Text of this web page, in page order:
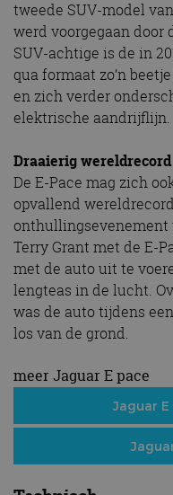
tweede SUV-model
werd voorgegaan door
SUV-achtige is de in
qua formaat zo’n
en zich verder
elektrische aandrijflijn.
Draaierig wereldrecord
De E-Pace mag zich
opvallend
Terry Grant met de E-
met de auto uit te
lengteas in de lucht.
was de auto tijdens
los van de grond.
meer Jaguar E pace
Jaguar